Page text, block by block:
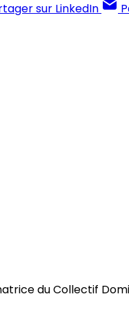
sur LinkedIn
du Collectif